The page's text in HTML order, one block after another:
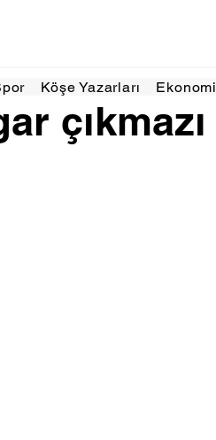
Köşe Yazarları Ekonomi
çıkmazı